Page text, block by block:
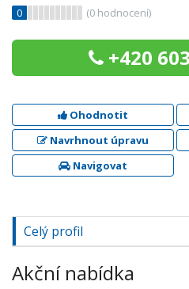
0
(0 hodnocení)
+420
Ohodnotit
Navrhnout úpravu
Navigovat
Celý profil
Akční nabídka